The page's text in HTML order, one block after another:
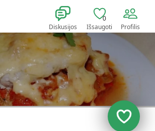
Diskusijos
0
Išsaugoti Profilis